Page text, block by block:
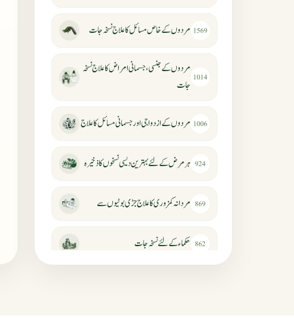
1569 مردوں کے خاص مسائل کا علاج نسخہ جات
1014
مردوں کے جنسی، جسمانی امراض کا علاج نسخہ
جات
1006 مردوں کے ازدواجی اور جسمانی مسائل کا علاج
924 ہر مرض کے لئے بہترین دیسی نسخوں کا ذخیرہ
869 مردانہ کمزوری کا علاج جڑی بوٹیوں سے
862 حکماء کےلئے نسخہ جات